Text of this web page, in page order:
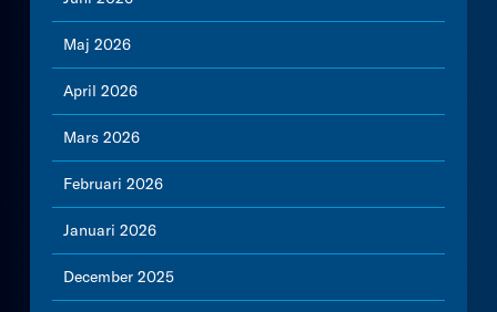
Maj 2026
April 2026
Mars 2026
Februari 2026
Januari 2026
December 2025